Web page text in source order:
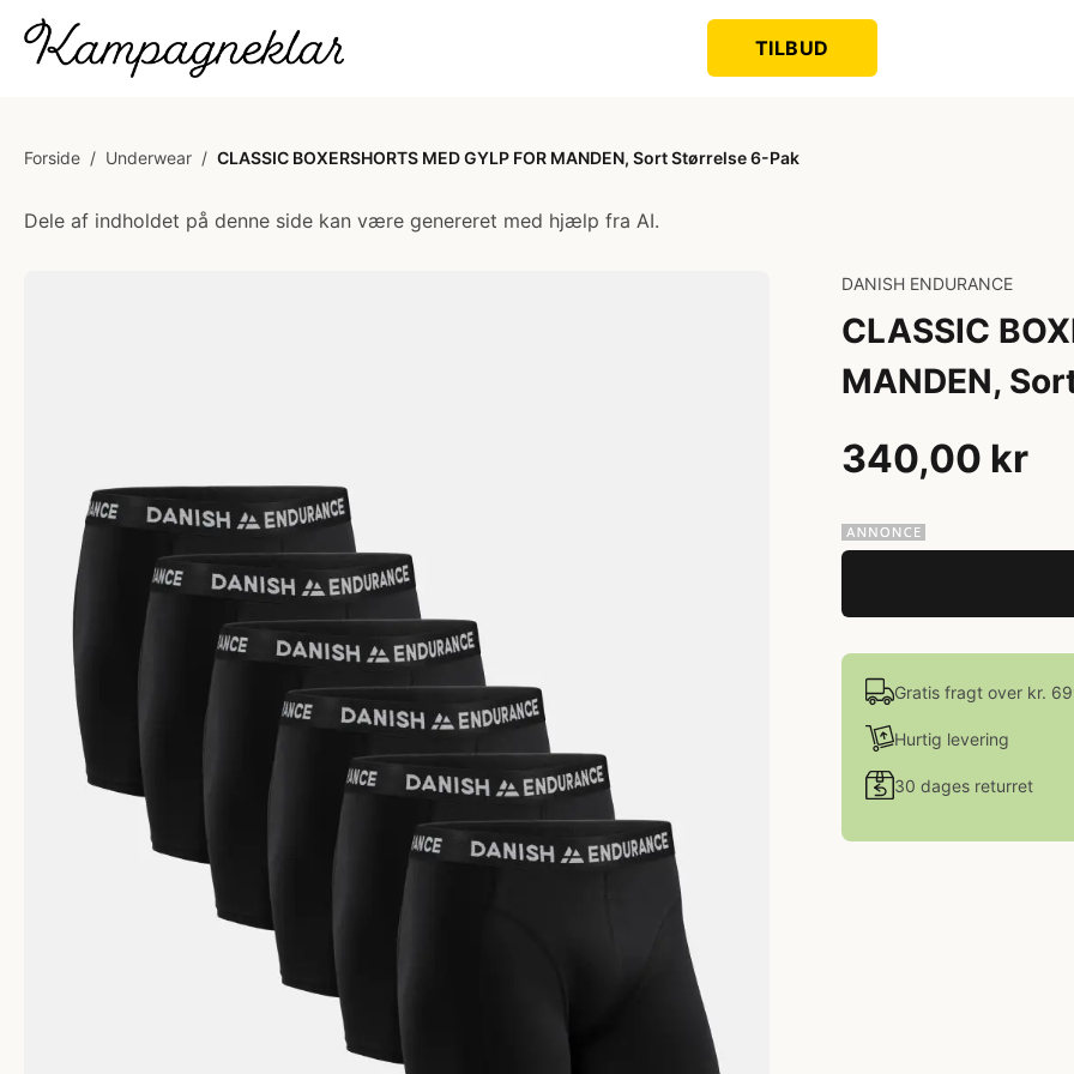
TILBUD
Forside / Underwear / CLASSIC BOXERSHORTS MED GYLP FOR MANDEN, Sort Størrelse 6-Pak
Dele af indholdet på denne side kan være genereret med hjælp fra AI.
DANISH ENDURANCE
CLASSIC
MANDEN,
340,00 kr
Gratis fragt over kr.
Hurtig levering
30 dages returret